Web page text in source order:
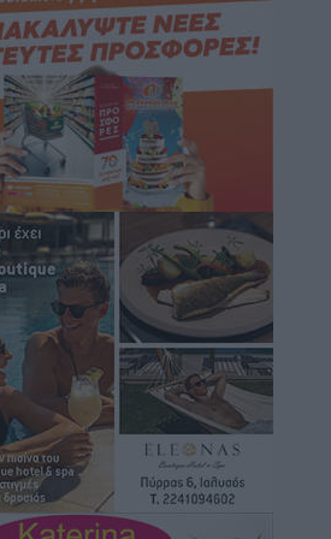
πριν 2 ώρες
“Δύο μεγάλες
Γεωργιάδη” – Κίνητρα για
των νησιών και
Ρόδου με το Αττικόν για το
πριν 3 ώρες
Διευρύνεται η εθνική
για τις τιμές – Eρχονται
εταιρειών
πριν 3 ώρες
έξι άτομα για
από καταστήματα στο